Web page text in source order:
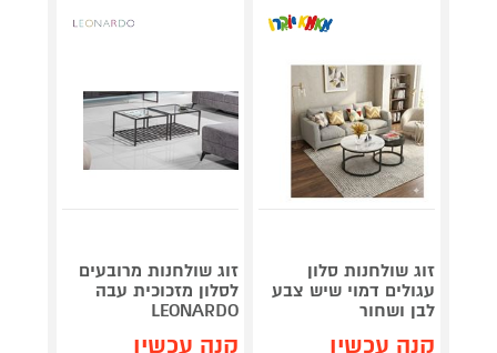
זוג שולחנות סלון
עגולים דמוי שיש צבע
לבן ושחור
קנה עכשיו
זוג שולחנות מרובעים
לסלון מזכוכית עבה
LEONARDO
קנה עכשיו